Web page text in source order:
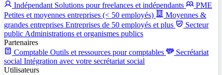
Indépendant Solutions pour freelances et indépendants
PME
Petites et moyennes entreprises (< 50 employés)
Moyennes &
grandes entreprises Entreprises de 50 employés et plus
Secteur
public Administrations et organismes publics
Partenaires
Comptable Outils et ressources pour comptables
Secrétariat
social Intégration avec votre secrétariat social
Utilisateurs